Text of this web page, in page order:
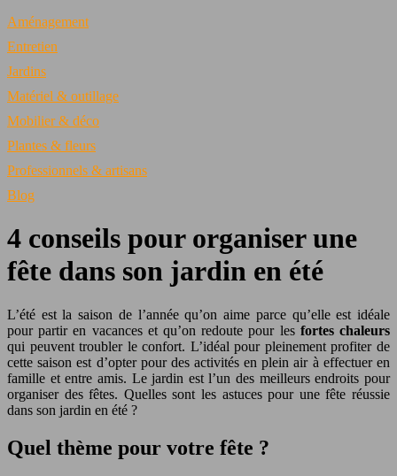
Aménagement
Entretien
Jardins
Matériel & outillage
Mobilier & déco
Plantes & fleurs
Professionnels & artisans
Blog
4 conseils pour organiser une
fête dans son jardin en été
L’été est la saison de l’année qu’on aime parce qu’elle est idéale
pour partir en vacances et qu’on redoute pour les fortes chaleurs
qui peuvent troubler le confort. L’idéal pour pleinement profiter de
cette saison est d’opter pour des activités en plein air à effectuer en
famille et entre amis. Le jardin est l’un des meilleurs endroits pour
organiser des fêtes. Quelles sont les astuces pour une fête réussie
dans son jardin en été ?
Quel thème pour votre fête ?